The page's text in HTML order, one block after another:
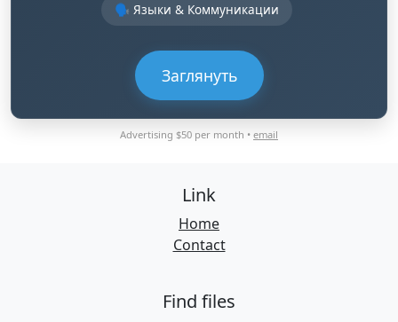
🗣️ Языки & Коммуникации
Заглянуть
Advertising $50 per month • email
Link
Home
Contact
Find files